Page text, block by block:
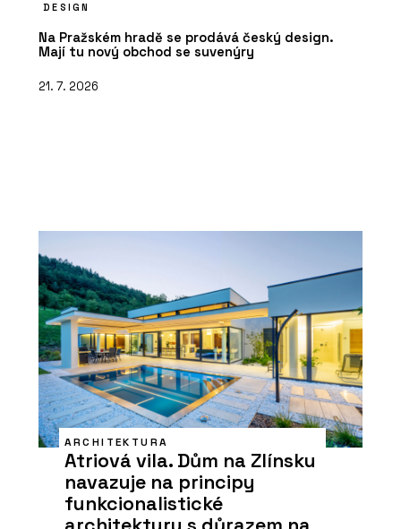
DESIGN
Na Pražském hradě se prodává český design.
Mají tu nový obchod se suvenýry
21. 7. 2026
ARCHITEKTURA
Atriová vila. Dům na Zlínsku
navazuje na principy
funkcionalistické